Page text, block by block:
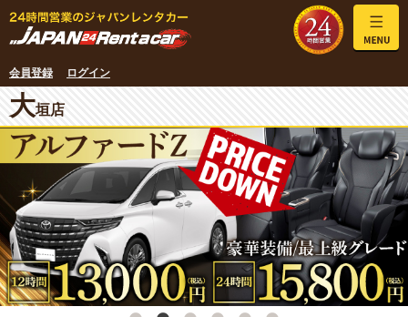
会員登録 ログイン
大垣店